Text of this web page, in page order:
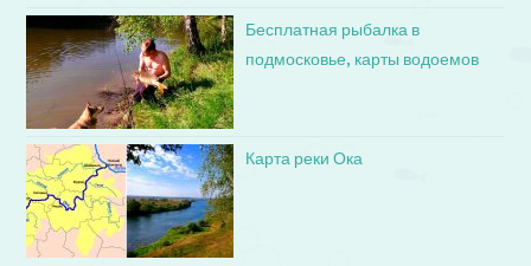
Бесплатная рыбалка в
подмосковье, карты водоемов
Карта реки Ока